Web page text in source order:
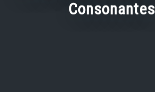
Consonantes